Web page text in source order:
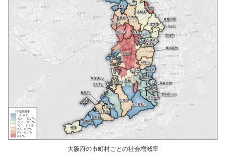
大阪府の市町村ごとの社会増減率